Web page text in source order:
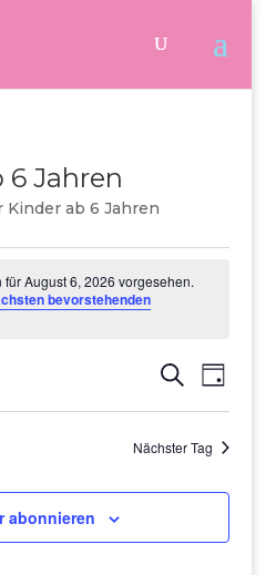
6 Jahren
Kinder ab 6 Jahren
August 6, 2026 vorgesehen.
bevorstehenden
Suche
und
Navigation
Suche
Tag
Nächster Tag
abonnieren